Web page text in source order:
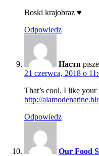
Boski krajobraz ♥
Odpowiedz
Настя
21 czerwca, 2018 o
That’s cool. I like
http://
Odpowiedz
Our Food